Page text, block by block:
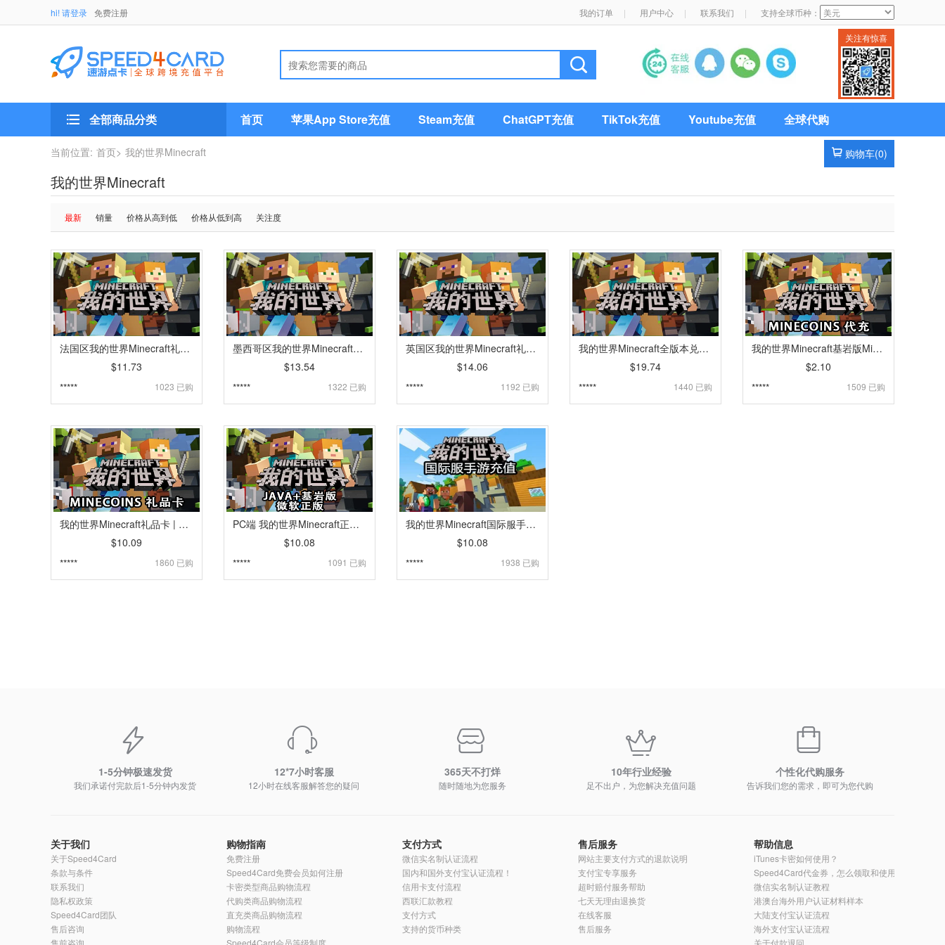
hi! 请登录 免费注册 我的订单 | 用户中心 | 联系我们 | 支持全球币种：
关注有惊喜
全部商品分类 首页 苹果App Store充值 Steam充值 ChatGPT充值 TikTok充值 Youtube充值 全球代购
购物车(0)
当前位置: 首页> 我的世界Minecraft
我的世界Minecraft
最新 销量 价格从高到低 价格从低到高 关注度
法国区我的世界Minecraft礼品卡兑换码充值卡密 [自动发货]
$11.73
*****
1023 已购
墨西哥区我的世界Minecraft礼品卡兑换码充值卡密 [自动发货]
$13.54
*****
1322 已购
英国区我的世界Minecraft礼品卡兑换码充值卡密 [自动发货]
$14.06
*****
1192 已购
我的世界Minecraft全版本兑换码｜Java&Bedrock｜Dungeons｜Legends｜Deluxe【自动发货】
$19.74
*****
1440 已购
我的世界Minecraft基岩版Minecoins金币代充值 [人工代充]
$2.10
*****
1509 已购
我的世界Minecraft礼品卡 | Minecraft: MineCoin Pack充值卡密 [自动发货]
$10.09
*****
1860 已购
PC端 我的世界Minecraft正版Java+基岩版 微软兑换码cdkey激活码 [自动发货]
$10.08
*****
1091 已购
我的世界Minecraft国际服手游代充值 谷歌游戏App代购 [人工代充]
$10.08
*****
1938 已购
1-5分钟极速发货
我们承诺付完款后1-5分钟内发货
12*7小时客服
12小时在线客服解答您的疑问
365天不打烊
随时随地为您服务
10年行业经验
足不出户，为您解决充值问题
个性化代购服务
告诉我们您的需求，即可为您代购
关于我们
关于Speed4Card
条款与条件
联系我们
隐私权政策
Speed4Card团队
售后咨询
售前咨询
购物指南
免费注册
Speed4Card免费会员如何注册
卡密类型商品购物流程
代购类商品购物流程
直充类商品购物流程
购物流程
Speed4Card会员等级制度
支付方式
微信实名制认证流程
国内和国外支付宝认证流程！
信用卡支付流程
西联汇款教程
支付方式
支持的货币种类
售后服务
网站主要支付方式的退款说明
支付宝专享服务
超时赔付服务帮助
七天无理由退换货
在线客服
售后服务
帮助信息
iTunes卡密如何使用？
Speed4Card代金券，怎么领取和使用？
微信实名制认证教程
港澳台海外用户认证材料样本
大陆支付宝认证流程
海外支付宝认证流程
关于付款退回